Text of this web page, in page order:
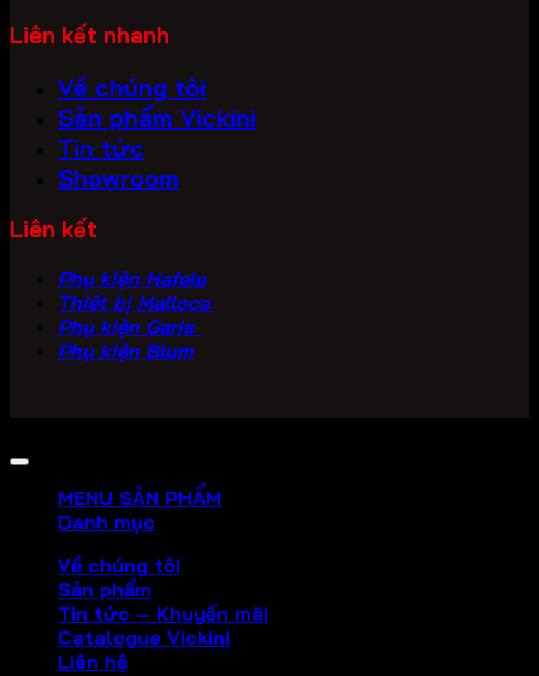
Liên kết nhanh
Về chúng tôi
Sản phẩm Vickini
Tin tức
Showroom
Liên kết
Phụ kiện Hafele
Thiết bị Malloca
Phụ kiện Garis
Phụ kiện Blum
MENU SẢN PHẨM
Danh mục
Về chúng tôi
Sản phẩm
Tin tức – Khuyến mãi
Catalogue Vickini
Liên hệ